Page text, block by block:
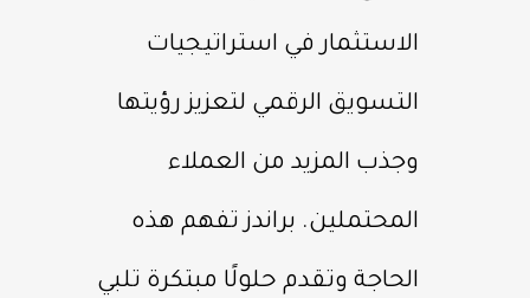
الاستثمار في استراتيجيات
التسويق الرقمي لتعزيز رؤيتها
وجذب المزيد من العملاء
المحتملين. براندز تفهم هذه
الحاجة وتقدم حلولًا مبتكرة تلبي